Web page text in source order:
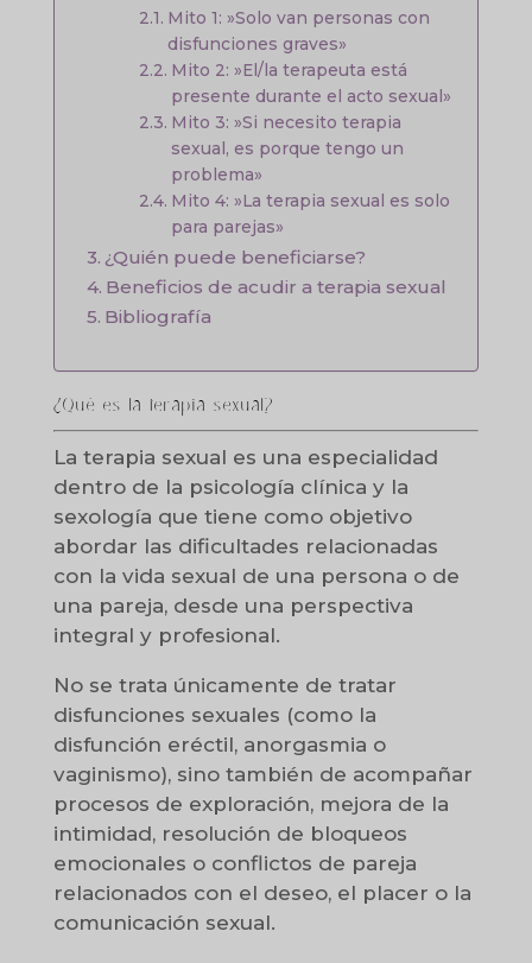
Mito 1: »Solo van personas con
disfunciones graves»
Mito 2: »El/la terapeuta está
presente durante el acto sexual»
Mito 3: »Si necesito terapia
sexual, es porque tengo un
problema»
Mito 4: »La terapia sexual es solo
para parejas»
¿Quién puede beneficiarse?
Beneficios de acudir a terapia sexual
Bibliografía
¿Qué es la terapia sexual?
La terapia sexual es una especialidad
dentro de la psicología clínica y la
sexología que tiene como objetivo
abordar las dificultades relacionadas
con la vida sexual de una persona o de
una pareja, desde una perspectiva
integral y profesional.
No se trata únicamente de tratar
disfunciones sexuales (como la
disfunción eréctil, anorgasmia o
vaginismo), sino también de acompañar
procesos de exploración, mejora de la
intimidad, resolución de bloqueos
emocionales o conflictos de pareja
relacionados con el deseo, el placer o la
comunicación sexual.